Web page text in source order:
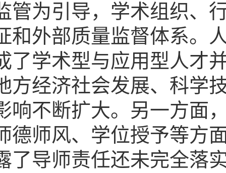
管为引导，学术组织、
和外部质量监督体系。
了学术型与应用型人才
方经济社会发展、科学
响不断扩大。另一方面
德师风、学位授予等方
了导师责任还未完全落